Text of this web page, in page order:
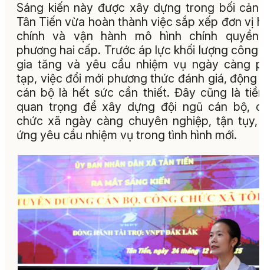
Sáng kiến này được xây dựng trong bối
Tân Tiến vừa hoàn thành việc sắp xếp đơn vị
chính và vận hành mô hình chính quyền
phương hai cấp. Trước áp lực khối lượng công
gia tăng và yêu cầu nhiệm vụ ngày càng
tạp, việc đổi mới phương thức đánh giá, động
cán bộ là hết sức cần thiết. Đây cũng là
quan trọng để xây dựng đội ngũ cán bộ,
chức xã ngày càng chuyên nghiệp, tận tụy,
ứng yêu cầu nhiệm vụ trong tình hình mới.